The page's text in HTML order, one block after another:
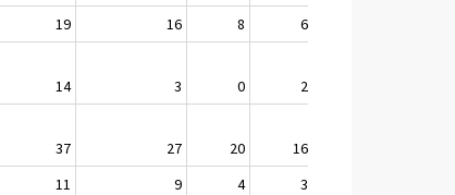
19 16 8 6
14 3 0 2
37 27 20 16
11 9 4 3